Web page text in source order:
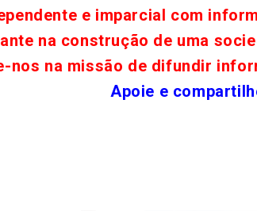
e imparcial com
na construção de uma
nos na missão de difundir
Apoie e